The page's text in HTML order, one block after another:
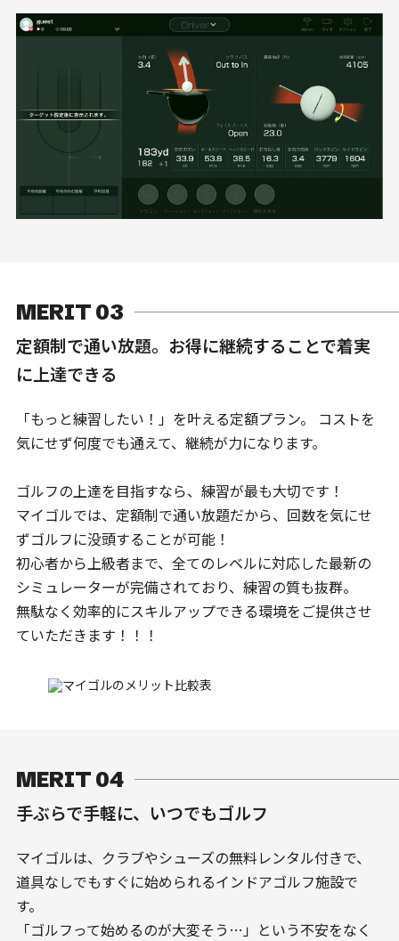
MERIT 03
定額制で通い放題。お得に継続することで着実
に上達できる
「もっと練習したい！」を叶える定額プラン。 コストを
気にせず何度でも通えて、継続が力になります。
ゴルフの上達を目指すなら、練習が最も大切です！
マイゴルでは、定額制で通い放題だから、回数を気にせ
ずゴルフに没頭することが可能！
初心者から上級者まで、全てのレベルに対応した最新の
シミュレーターが完備されており、練習の質も抜群。
無駄なく効率的にスキルアップできる環境をご提供させ
ていただきます！！！
MERIT 04
手ぶらで手軽に、いつでもゴルフ
マイゴルは、クラブやシューズの無料レンタル付きで、
道具なしでもすぐに始められるインドアゴルフ施設で
す。
「ゴルフって始めるのが大変そう…」という不安をなく